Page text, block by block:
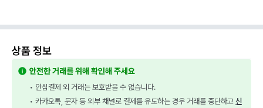
상품 정보
안전한 거래를 위해 확인해 주세요
• 안심결제 외 거래는 보호받을 수 없습니다.
• 카카오톡, 문자 등 외부 채널로 결제를 유도하는 경우 거래를 중단하고 신